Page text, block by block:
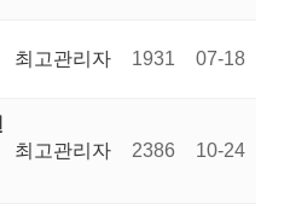
최고관리자 1931 07-18
최고관리자 2386 10-24